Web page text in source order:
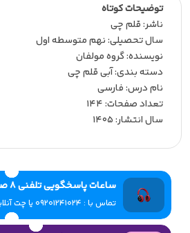
توضیحات کوتاه
ناشر:‌ قلم چی
سال تحصیلی:‌ نهم متوسطه اول
نویسنده:‌ گروه مولفان
دسته بندی: آبی قلم چی
نام درس: فارسی
تعداد صفحات:‌ 144
سال انتشار:‌ 1405
ساعات پاسخگویی تلفنی 8 صبح الی 22
تماس با : 09201241024 یا چت آنلاین